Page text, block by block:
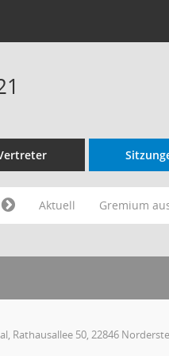
Aktuell Gremium
Rathausallee 50, 22846